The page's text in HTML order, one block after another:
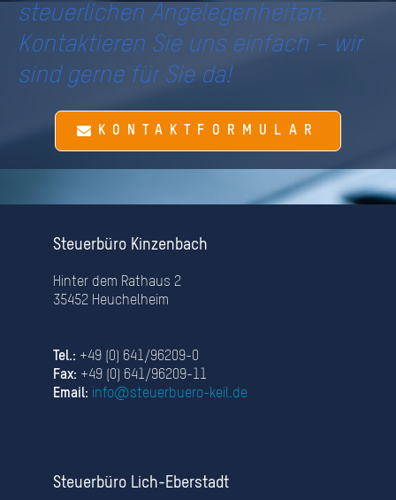
steuerlichen Angelegenheiten.
Kontaktieren Sie uns einfach – wir
sind gerne für Sie da!
KONTAKTFORMULAR
Steuerbüro Kinzenbach
Hinter dem Rathaus 2
35452 Heuchelheim
Tel.: +49 (0) 641/96209-0
Fax: +49 (0) 641/96209-11
Email: info@steuerbuero-keil.de
Steuerbüro Lich-Eberstadt